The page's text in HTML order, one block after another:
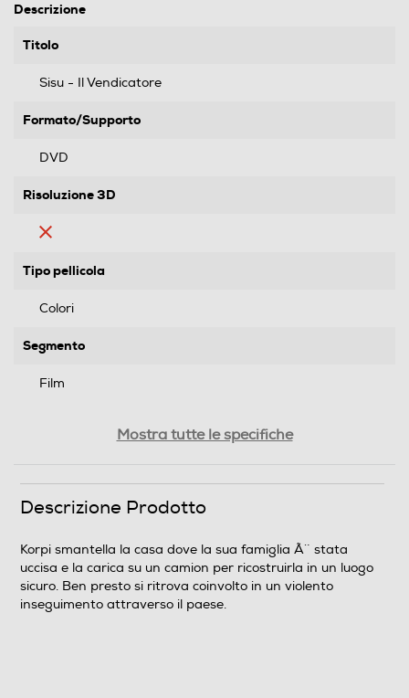
Descrizione
Titolo
Sisu - Il Vendicatore
Formato/Supporto
DVD
Risoluzione 3D
Tipo pellicola
Colori
Segmento
Film
Sistema TV
Pal
Mostra tutte le specifiche
Descrizione Prodotto
Korpi smantella la casa dove la sua famiglia Ã¨ stata
uccisa e la carica su un camion per ricostruirla in un luogo
sicuro. Ben presto si ritrova coinvolto in un violento
inseguimento attraverso il paese.